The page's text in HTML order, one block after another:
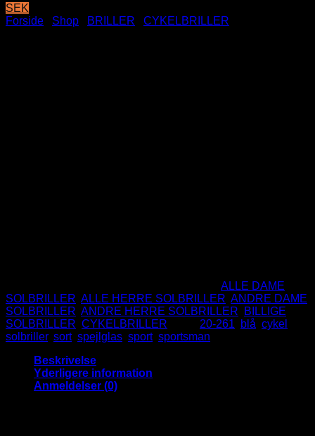
SEK
Forside
Shop BRILLER CYKELBRILLER
ALLE DAME
SOLBRILLER ALLE HERRE SOLBRILLER ANDRE DAME
SOLBRILLER ANDRE HERRE SOLBRILLER
BILLIGE
SOLBRILLER CYKELBRILLER 20-261 blå cykel
solbriller, sort, spejlglas sport, sportsman
Beskrivelse
Yderligere information
Anmeldelser (0)